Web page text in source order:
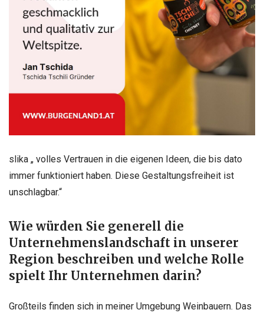
slika „ volles Vertrauen in die eigenen Ideen, die bis dato
immer funktioniert haben. Diese Gestaltungsfreiheit ist
unschlagbar.“
Wie würden Sie generell die
Unternehmenslandschaft in unserer
Region beschreiben und welche Rolle
spielt Ihr Unternehmen darin?
Großteils finden sich in meiner Umgebung Weinbauern. Das